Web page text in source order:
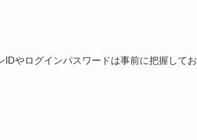
やログインパスワードは事前に把握してお